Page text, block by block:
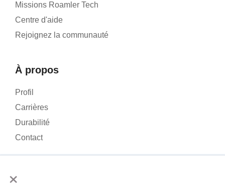
×
Nous utilisons des cookies pour analyser le trafic sur notre site
Missions Roamler Tech
Centre d'aide
Rejoignez la communauté
À propos
Profil
Carrières
Durabilité
Contact